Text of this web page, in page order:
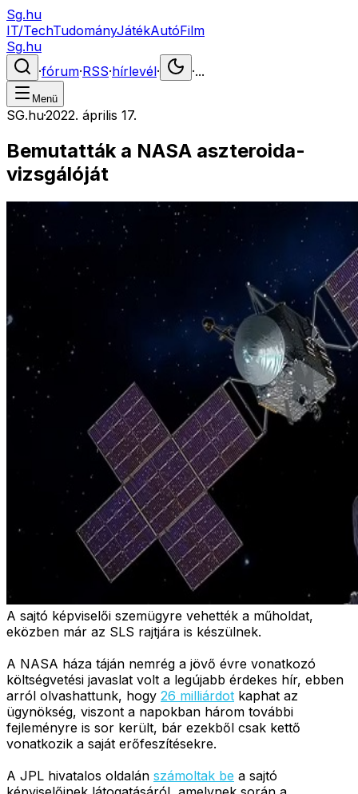
Sg.hu
IT/TechTudományJátékAutóFilm
Sg.hu
·fórum·RSS·hírlevél· ·...
Menü
SG.hu·2022. április 17.
Bemutatták a NASA aszteroida-
vizsgálóját
A sajtó képviselői szemügyre vehették a műholdat,
eközben már az SLS rajtjára is készülnek.
A NASA háza táján nemrég a jövő évre vonatkozó
költségvetési javaslat volt a legújabb érdekes hír, ebben
arról olvashattunk, hogy 26 milliárdot kaphat az
ügynökség, viszont a napokban három további
fejleményre is sor került, bár ezekből csak kettő
vonatkozik a saját erőfeszítésekre.
A JPL hivatalos oldalán számoltak be a sajtó